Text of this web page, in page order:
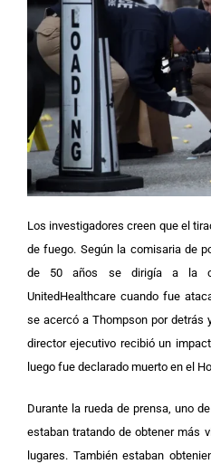
Los investigadores creen que el
de fuego. Según la comisaria de
de 50 años se dirigía a la
UnitedHealthcare cuando fue
se acercó a Thompson por detrás
director ejecutivo recibió un
luego fue declarado muerto en el
Durante la rueda de prensa, uno
estaban tratando de obtener más
lugares. También estaban